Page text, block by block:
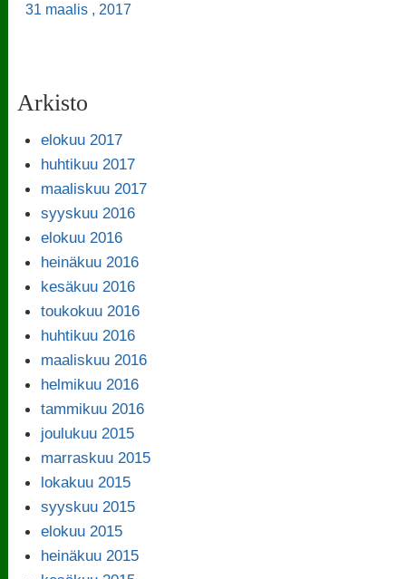
31 maalis , 2017
Arkisto
elokuu 2017
huhtikuu 2017
maaliskuu 2017
syyskuu 2016
elokuu 2016
heinäkuu 2016
kesäkuu 2016
toukokuu 2016
huhtikuu 2016
maaliskuu 2016
helmikuu 2016
tammikuu 2016
joulukuu 2015
marraskuu 2015
lokakuu 2015
syyskuu 2015
elokuu 2015
heinäkuu 2015